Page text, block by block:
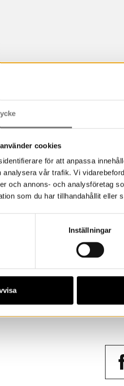
cookies
för att anpassa
analysera vår trafik. Vi
och annons- och analysföretag
som du har tillhandahållit eller
Inställningar
Vänligen acceptera
detta innehåll.